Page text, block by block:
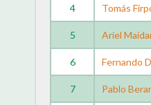
4 Tomás
5 Ariel
6 Fernando
7 Pablo